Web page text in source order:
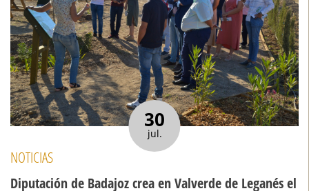
30
jul.
NOTICIAS
Diputación de Badajoz crea en Valverde de Leganés el